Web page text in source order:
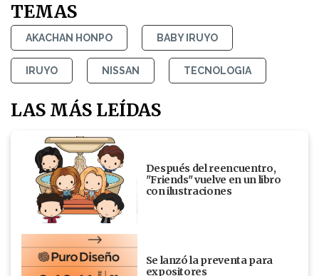
TEMAS
AKACHAN HONPO BABY IRUYO
IRUYO NISSAN TECNOLOGIA
LAS MÁS LEÍDAS
Después del reencuentro,
"Friends" vuelve en un libro
con ilustraciones
Se lanzó la preventa para
expositores